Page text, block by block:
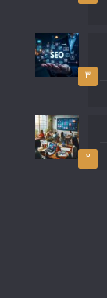
۳
۲